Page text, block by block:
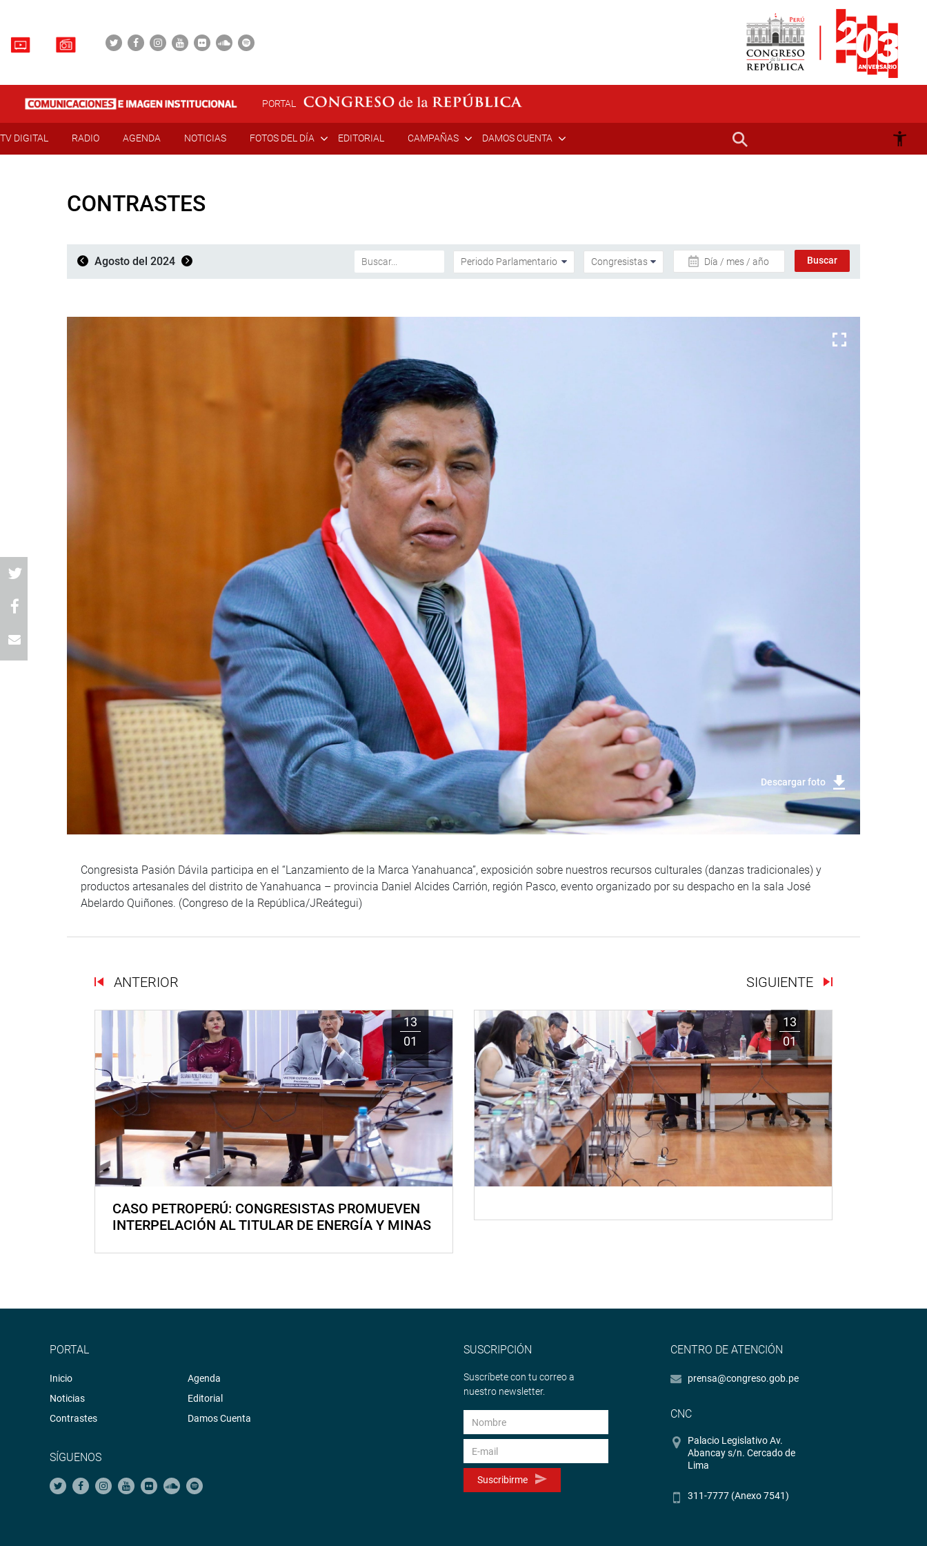
PORTAL
TV DIGITAL RADIO AGENDA NOTICIAS FOTOS DEL DÍA EDITORIAL CAMPAÑAS DAMOS CUENTA
CONTRASTES
Agosto del 2024 Día / mes / año
Descargar foto
Congresista Pasión Dávila participa en el “Lanzamiento de la Marca Yanahuanca”, exposición sobre nuestros recursos culturales (danzas tradicionales) y
productos artesanales del distrito de Yanahuanca – provincia Daniel Alcides Carrión, región Pasco, evento organizado por su despacho en la sala José
Abelardo Quiñones. (Congreso de la República/JReátegui)
ANTERIOR SIGUIENTE
13
01
CASO PETROPERÚ: CONGRESISTAS PROMUEVEN
INTERPELACIÓN AL TITULAR DE ENERGÍA Y MINAS
13
01
PORTAL
Inicio
Noticias
Contrastes
Agenda
Editorial
Damos Cuenta
SÍGUENOS
SUSCRIPCIÓN
Suscríbete con tu correo a
nuestro newsletter.
Suscribirme
CENTRO DE ATENCIÓN
prensa@congreso.gob.pe
CNC
Palacio Legislativo Av.
Abancay s/n. Cercado de
Lima
311-7777 (Anexo 7541)